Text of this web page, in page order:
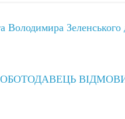
Володимира Зеленського